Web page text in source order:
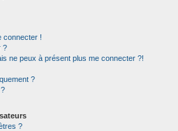
connecter !
?
ne peux à présent plus me connecter ?!
?
?